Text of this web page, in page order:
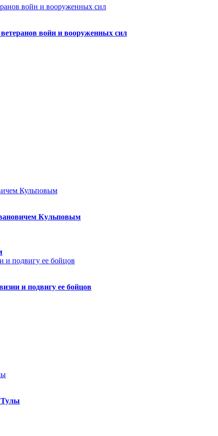
войн и вооруженных сил
Кульповым
и подвигу ее бойцов
Тулы